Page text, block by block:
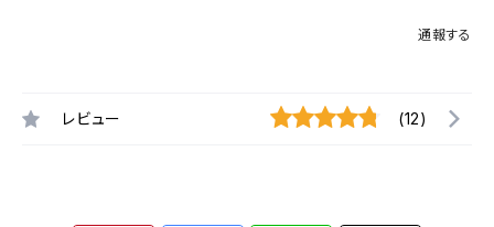
通報する
レビュー (12)